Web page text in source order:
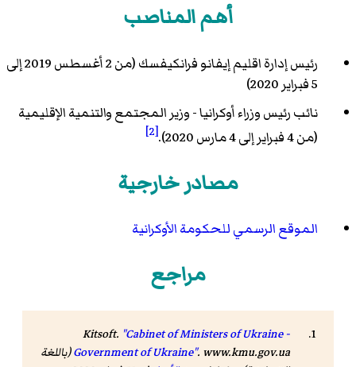
أهم المناصب
رئيس إدارة اقليم إيفانو فرانكيفسك (من 2 أغسطس 2019 إلى
5 فبراير 2020)
نائب رئيس وزراء أوكرانيا - وزير المجتمع والتنمية الإقليمية
(من 4 فبراير إلى 4 مارس 2020).
[2]
مصادر خارجية
الموقع الرسمي للحكومة الأوكرانية
مراجع
Kitsoft. "Cabinet of Ministers of Ukraine -
Government of Ukraine". www.kmu.gov.ua
(باللغة